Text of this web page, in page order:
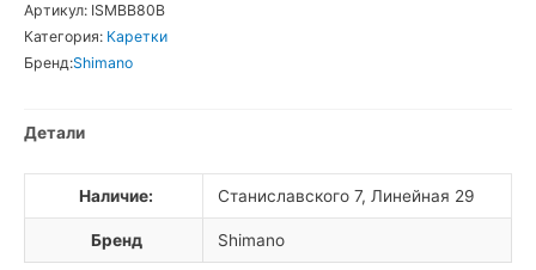
Shimano
Saint
Артикул: ISMBB80B
Категория: Каретки
Бренд:Shimano
Детали
Наличие: Станиславского 7, Линейная 29
Бренд Shimano